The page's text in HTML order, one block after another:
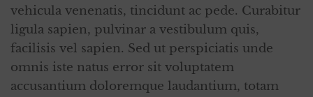
vehicula venenatis, tincidunt ac pede. Curabitur
ligula sapien, pulvinar a vestibulum quis,
facilisis vel sapien. Sed ut perspiciatis unde
omnis iste natus error sit voluptatem
accusantium doloremque laudantium, totam